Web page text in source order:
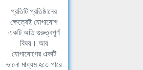
প্রতিটি প্রতিষ্ঠানের
ক্ষেত্রেই যোগাযোগ
একটি অতি গুরুত্বপূর্ণ
বিষয়। আর
যোগাযোগের একটি
ভালো মাধ্যম হতে পারে